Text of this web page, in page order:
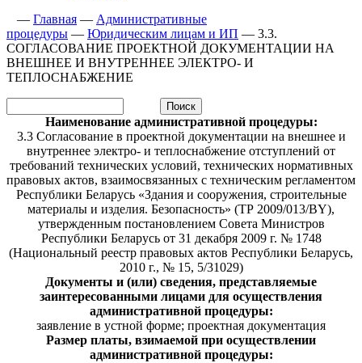
— Главная — Административные
процедуры — Юридическим лицам и ИП — 3.3.
СОГЛАСОВАНИЕ ПРОЕКТНОЙ ДОКУМЕНТАЦИИ НА
ВНЕШНЕЕ И ВНУТРЕННЕЕ ЭЛЕКТРО- И
ТЕПЛОСНАБЖЕНИЕ
Наименование административной процедуры:
3.3 Согласование в проектной документации на внешнее и
внутреннее электро- и теплоснабжение отступлений от
требований технических условий, технических нормативных
правовых актов, взаимосвязанных с техническим регламентом
Республики Беларусь «Здания и сооружения, строительные
материалы и изделия. Безопасность» (ТР 2009/013/BY),
утвержденным постановлением Совета Министров
Республики Беларусь от 31 декабря 2009 г. № 1748
(Национальный реестр правовых актов Республики Беларусь,
2010 г., № 15, 5/31029)
Документы и (или) сведения, представляемые
заинтересованными лицами для осуществления
административной процедуры:
заявление в устной форме; проектная документация
Размер платы, взимаемой при осуществлении
административной процедуры: